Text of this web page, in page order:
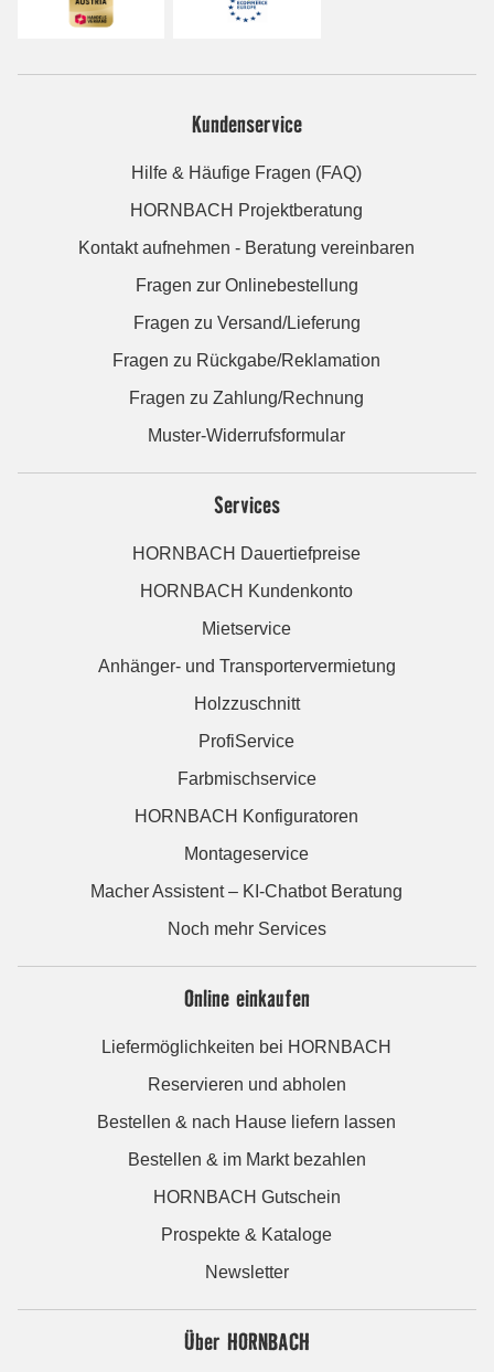
Kundenservice
Hilfe & Häufige Fragen (FAQ)
HORNBACH Projektberatung
Kontakt aufnehmen - Beratung vereinbaren
Fragen zur Onlinebestellung
Fragen zu Versand/Lieferung
Fragen zu Rückgabe/Reklamation
Fragen zu Zahlung/Rechnung
Muster-Widerrufsformular
Services
HORNBACH Dauertiefpreise
HORNBACH Kundenkonto
Mietservice
Anhänger- und Transportervermietung
Holzzuschnitt
ProfiService
Farbmischservice
HORNBACH Konfiguratoren
Montageservice
Macher Assistent – KI-Chatbot Beratung
Noch mehr Services
Online einkaufen
Liefermöglichkeiten bei HORNBACH
Reservieren und abholen
Bestellen & nach Hause liefern lassen
Bestellen & im Markt bezahlen
HORNBACH Gutschein
Prospekte & Kataloge
Newsletter
Über HORNBACH